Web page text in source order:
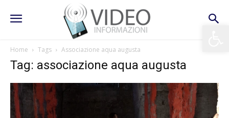
Home Tags Associazione aqua augusta
Tag: associazione aqua augusta